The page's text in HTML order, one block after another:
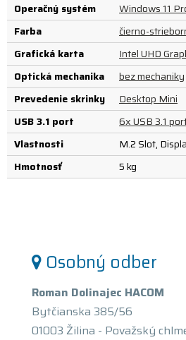
Operačný systém
Windows 11
Farba
čierno-
Grafická karta
Intel UHD
Optická mechanika
bez mechaniky
Prevedenie skrinky
Desktop Mini
USB 3.1 port
6x USB 3.1
Vlastnosti
M.2 Slot,
Hmotnosť
5 kg
Osobný odber
Roman Dolinajec HACOM
Bytčianska 385/56
01003 Žilina - Považský